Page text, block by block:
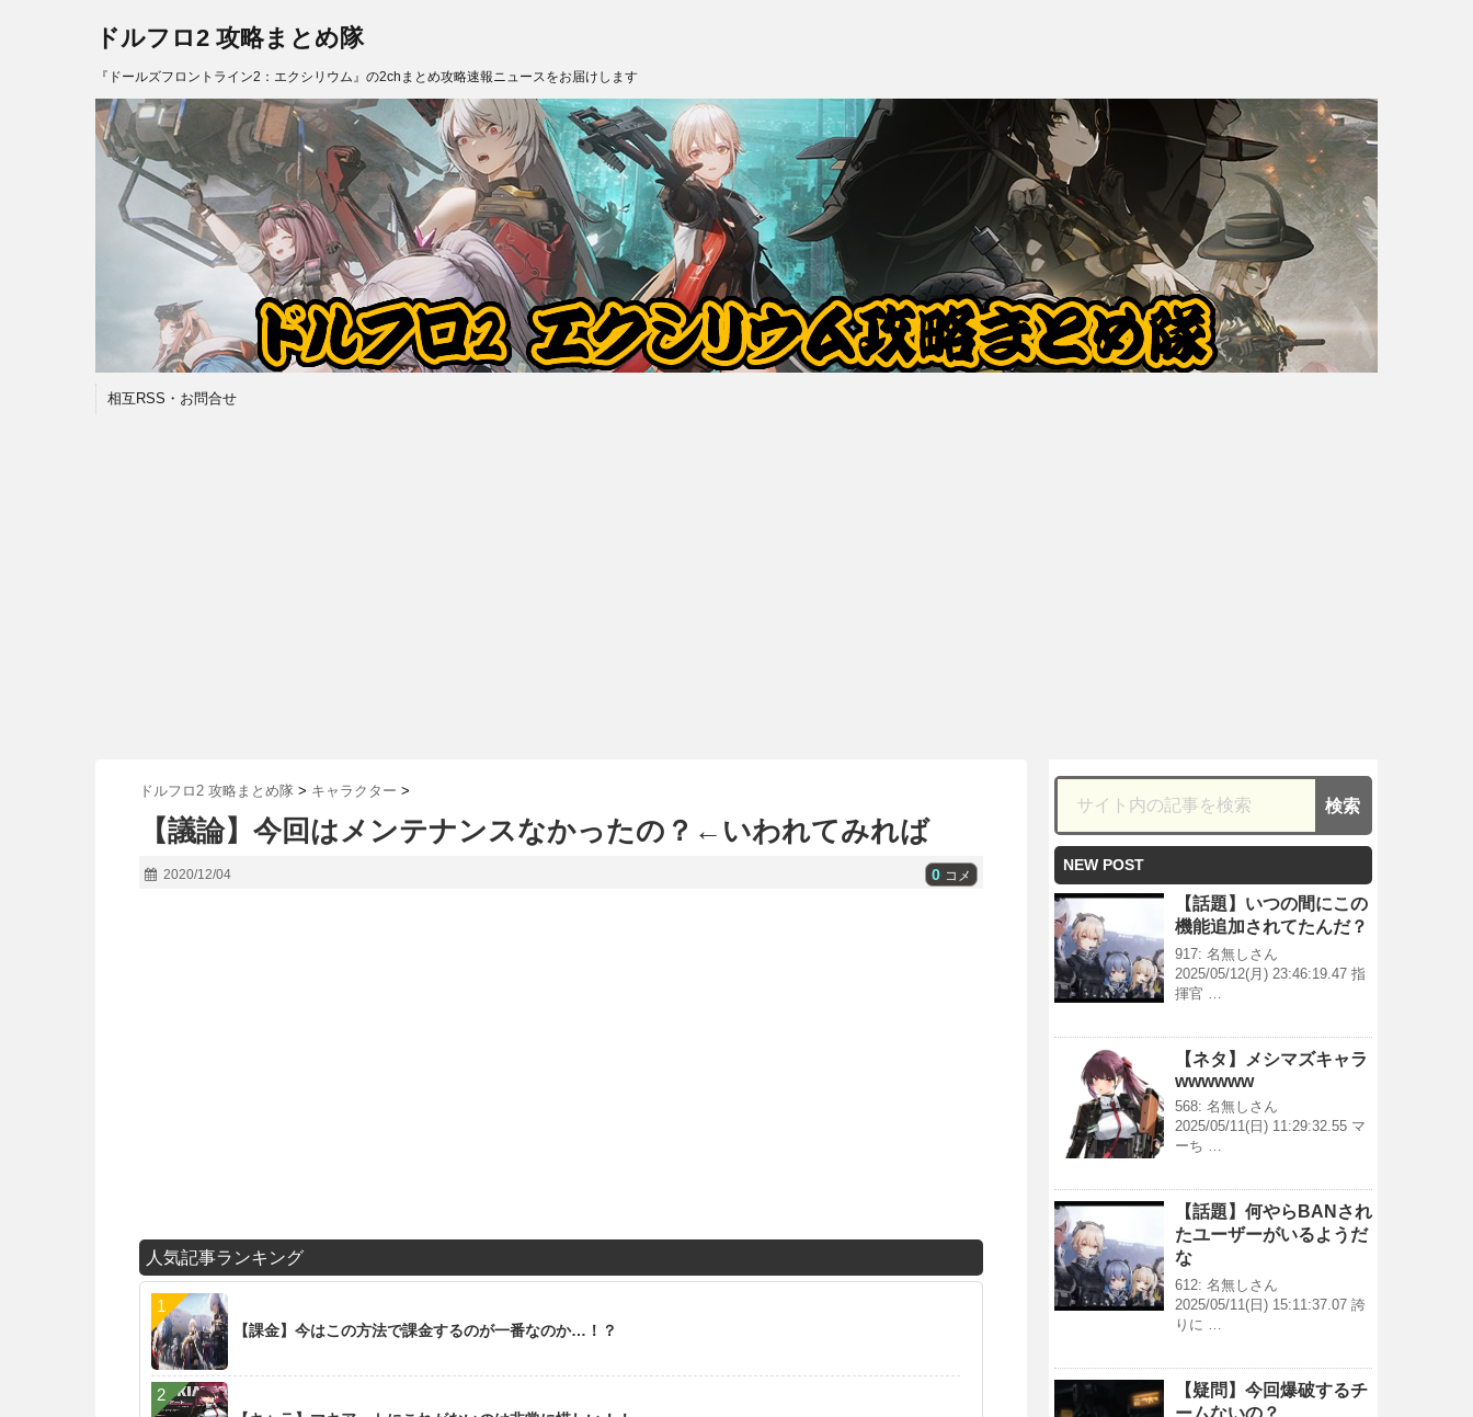
ドルフロ2 攻略まとめ隊
『ドールズフロントライン2：エクシリウム』の2chまとめ攻略速報ニュースをお届けします
相互RSS・お問合せ
ドルフロ2 攻略まとめ隊 > キャラクター >
【議論】今回はメンテナンスなかったの？←いわれてみれば
2020/12/04 0 コメ
人気記事ランキング
【課金】今はこの方法で課金するのが一番なのか…！？
NEW POST
【話題】いつの間にこの
機能追加されてたんだ？
917: 名無しさん
2025/05/12(月) 23:46:19.47 指
揮官 …
【ネタ】メシマズキャラ
wwwwww
568: 名無しさん
2025/05/11(日) 11:29:32.55 マ
ーち …
【話題】何やらBANされ
たユーザーがいるようだ
な
612: 名無しさん
2025/05/11(日) 15:11:37.07 誇
りに …
【疑問】今回爆破するチ
ームないの？